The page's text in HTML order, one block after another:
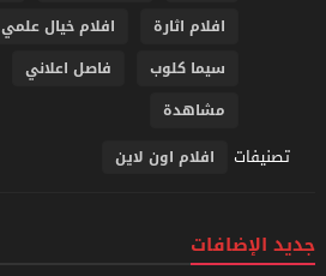
افلام اثارة
افلام خيال علمي
سيما كلوب
فاصل اعلاني
مشاهدة
تصنيفات افلام اون لاين
جديد الإضافات